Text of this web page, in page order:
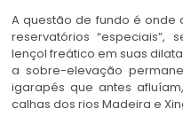
A questão de fundo é onde
reservatórios
lençol freático em suas
a sobre-elevação
igarapés que antes
calhas dos rios Madeira e